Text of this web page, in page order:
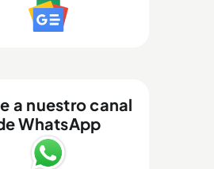
a nuestro canal
WhatsApp